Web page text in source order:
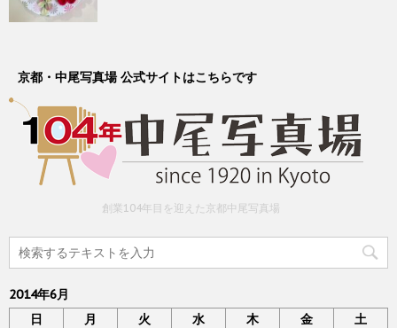
京都・中尾写真場 公式サイトはこちらです
創業104年目を迎えた京都中尾写真場
2014年6月
日
月 火 水 木 金 土